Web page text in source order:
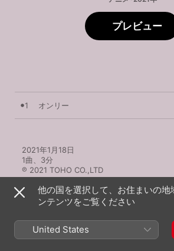
プレビュー
1 オンリー
2021年1月18日
1曲、3分
℗ 2021 TOHO CO.,LTD
大原ゆい子のその他の作品
他の国を選択して、お住まいの地
ンテンツをご覧ください
United States